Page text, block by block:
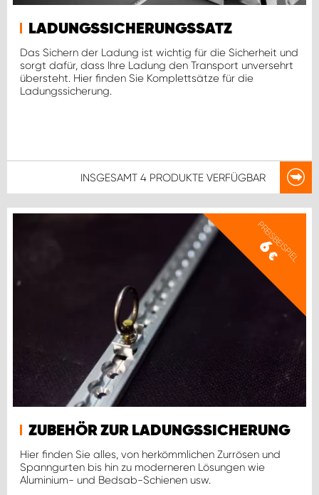
LADUNGSSICHERUNGSSATZ
Das Sichern der Ladung ist wichtig für die Sicherheit und
sorgt dafür, dass Ihre Ladung den Transport unversehrt
übersteht. Hier finden Sie Komplettsätze für die
Ladungssicherung.
INSGESAMT 4 PRODUKTE VERFÜGBAR
PREISBEISPIEL
6
€
ZUBEHÖR ZUR LADUNGSSICHERUNG
Hier finden Sie alles, von herkömmlichen Zurrösen und
Spanngurten bis hin zu moderneren Lösungen wie
Aluminium- und Bedsab-Schienen usw.